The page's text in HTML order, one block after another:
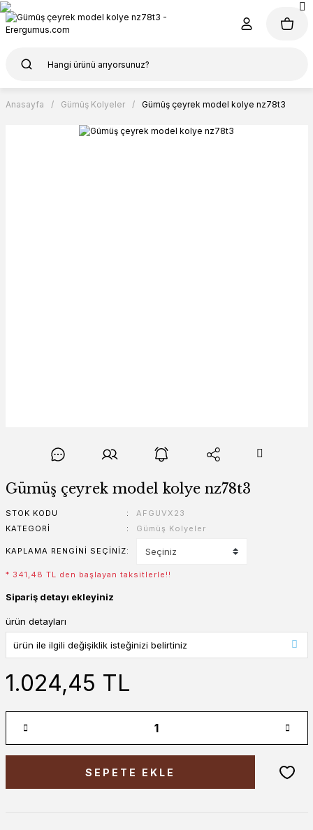
Anasayfa Gümüş Kolyeler Gümüş çeyrek model kolye nz78t3
Gümüş çeyrek model kolye nz78t3
STOK KODU
AFGUVX23
KATEGORI
Gümüş Kolyeler
KAPLAMA RENGINI SEÇINIZ
* 341,48 TL den başlayan taksitlerle!!
Sipariş detayı ekleyiniz
ürün detayları
1.024,45 TL
SEPETE EKLE